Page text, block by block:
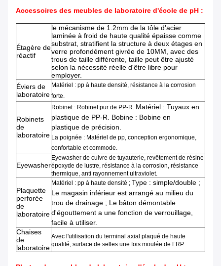
Accessoires des meubles de laboratoire d'école de pH :
Étagère de
réactif
le mécanisme de 1.2mm de la tôle d'acier
laminée à froid de haute qualité épaisse comme
substrat, stratifient la structure à deux étages en
verre profondément givrée de 10MM, avec des
trous de taille différente, taille peut être ajusté
selon la nécessité réelle d'être libre pour
employer.
Éviers de
laboratoire
Matériel : pp à haute densité, résistance à la corrosion
forte.
Robinets
de
laboratoire
Robinet : Robinet pur de PP-R. Matériel : Tuyaux en
plastique de PP-R. Bobine : Bobine en
plastique de précision.
La poignée : Matériel de pp, conception ergonomique,
confortable et commode.
Eyewasher
Eyewasher de cuivre de tuyauterie, revêtement de résine
époxyde de lustre, résistance à la corrosion, résistance
thermique, anti rayonnement ultraviolet.
Plaquette
perforée
de
laboratoire
Matériel : pp à haute densité ; Type : simple/double ;
Le magasin inférieur est arrangé au milieu du
trou de drainage ; Le bâton démontable
d'égouttement a une fonction de verrouillage,
facile à utiliser.
Chaises
de
laboratoire
Avec l'utilisation du terminal axial plaqué de haute
qualité, surface de selles une fois moulée de FRP.